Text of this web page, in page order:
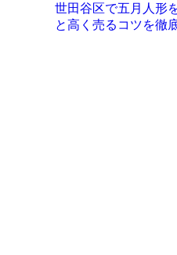
世田谷区で五月人形
と高く売るコツを徹